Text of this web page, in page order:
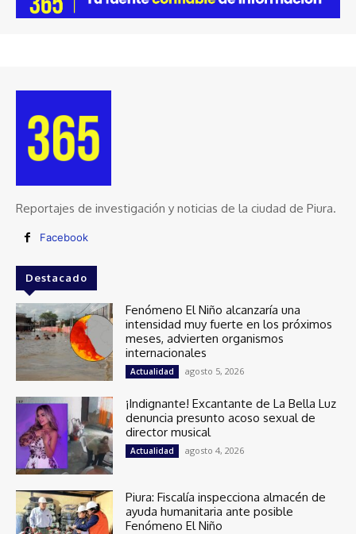
Reportajes de investigación y noticias de la ciudad de Piura.
Facebook
Destacado
Fenómeno El Niño alcanzaría una
intensidad muy fuerte en los próximos
meses, advierten organismos
internacionales
Actualidad agosto 5, 2026
¡Indignante! Excantante de La Bella Luz
denuncia presunto acoso sexual de
director musical
Actualidad agosto 4, 2026
Piura: Fiscalía inspecciona almacén de
ayuda humanitaria ante posible
Fenómeno El Niño